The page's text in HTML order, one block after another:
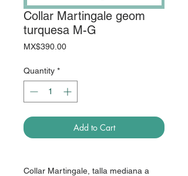
Collar Martingale geom
turquesa M-G
MX$390.00Price
Quantity *
Add to Cart
Collar Martingale, talla mediana a